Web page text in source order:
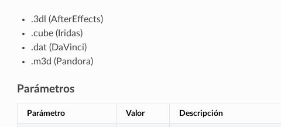
.3dl (AfterEffects)
.cube (Iridas)
.dat (DaVinci)
.m3d (Pandora)
Parámetros
Parámetro Valor Descripción